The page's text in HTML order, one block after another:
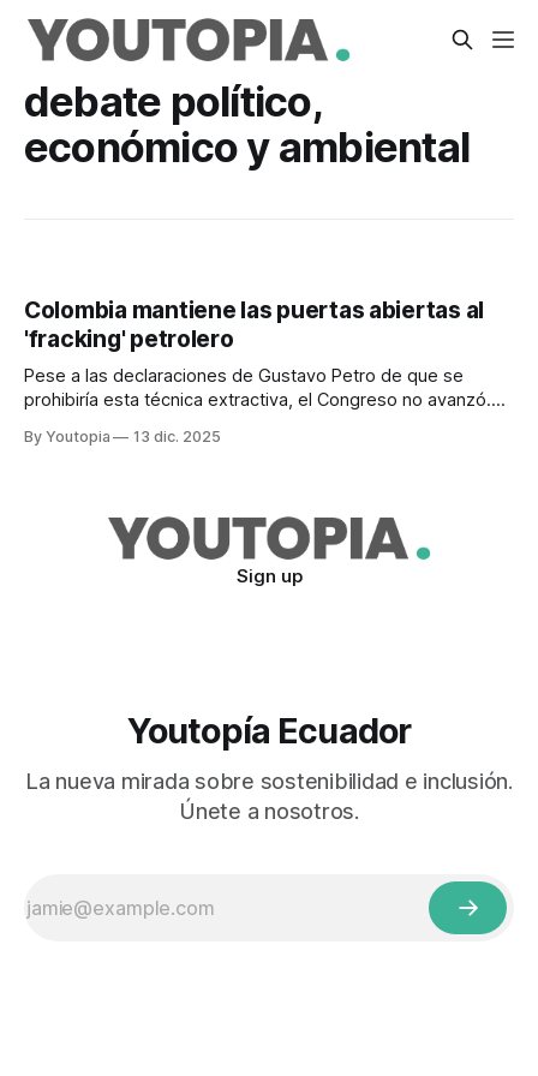
debate político,
económico y ambiental
Colombia mantiene las puertas abiertas al
'fracking' petrolero
Pese a las declaraciones de Gustavo Petro de que se
prohibiría esta técnica extractiva, el Congreso no avanzó.
By Youtopia 13 dic. 2025
Sign up
Youtopía Ecuador
La nueva mirada sobre sostenibilidad e inclusión.
Únete a nosotros.